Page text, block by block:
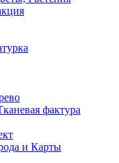
фактура
и Карты